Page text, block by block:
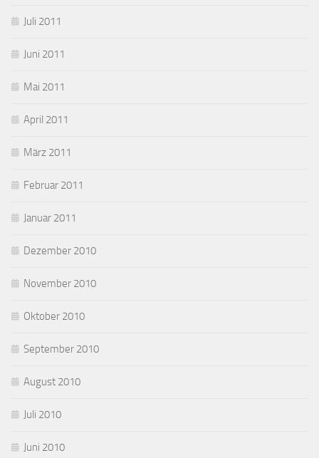
Juli 2011
Juni 2011
Mai 2011
April 2011
März 2011
Februar 2011
Januar 2011
Dezember 2010
November 2010
Oktober 2010
September 2010
August 2010
Juli 2010
Juni 2010